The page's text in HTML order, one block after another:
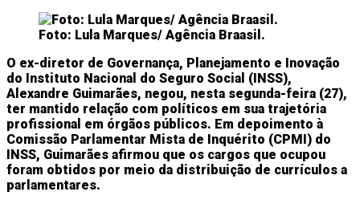
Foto: Lula Marques/ Agência Braasil.
O ex-diretor de Governança, Planejamento e Inovação
do Instituto Nacional do Seguro Social (INSS),
Alexandre Guimarães, negou, nesta segunda-feira (27),
ter mantido relação com políticos em sua trajetória
profissional em órgãos públicos. Em depoimento à
Comissão Parlamentar Mista de Inquérito (CPMI) do
INSS, Guimarães afirmou que os cargos que ocupou
foram obtidos por meio da distribuição de currículos a
parlamentares.